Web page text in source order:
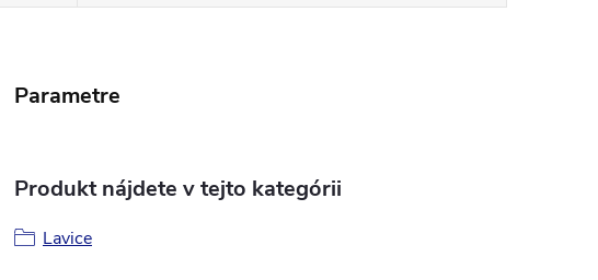
Parametre
Produkt nájdete v tejto kategórii
Lavice